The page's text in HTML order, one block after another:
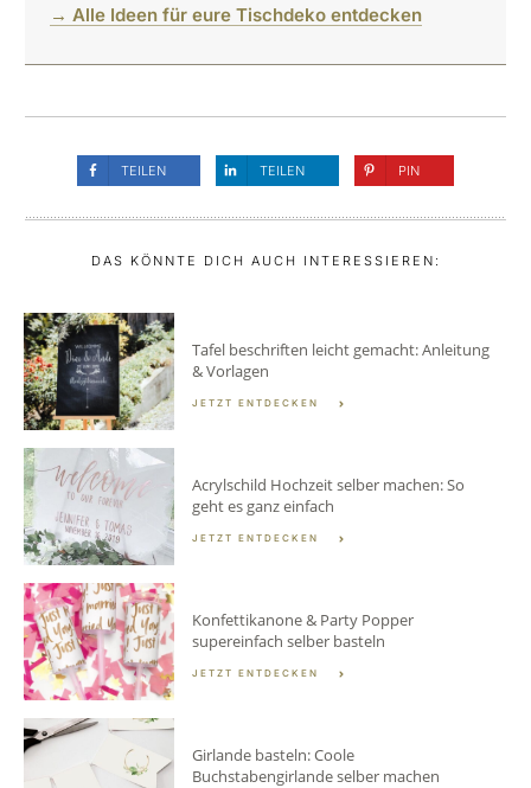
→ Alle Ideen für eure Tischdeko entdecken
TEILEN TEILEN PIN
DAS KÖNNTE DICH AUCH INTERESSIEREN:
Tafel beschriften leicht gemacht: Anleitung
& Vorlagen
JETZT ENTDECKEN
Acrylschild Hochzeit selber machen: So
geht es ganz einfach
JETZT ENTDECKEN
Konfettikanone & Party Popper
supereinfach selber basteln
JETZT ENTDECKEN
Girlande basteln: Coole
Buchstabengirlande selber machen